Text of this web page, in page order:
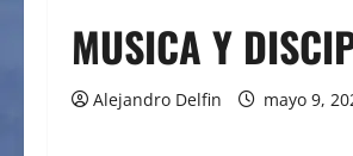
MUSICA Y
Alejandro Delfin mayo 9,